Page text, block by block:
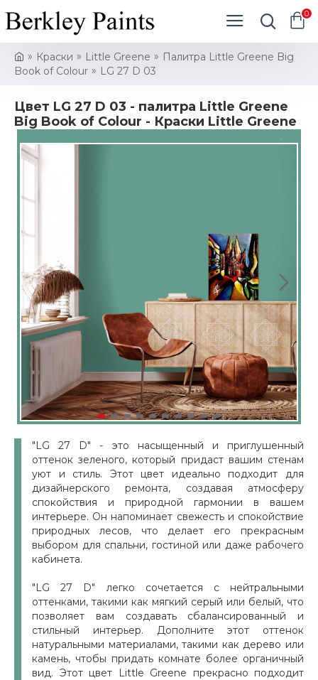
0
Краски Little Greene
Палитра Little Greene Big
Book of Colour
LG 27 D 03
Цвет LG 27 D 03 - палитра Little Greene
Big Book of Colour - Краски Little Greene
"LG 27 D" - это насыщенный и приглушенный
оттенок зеленого, который придаст вашим стенам
уют и стиль. Этот цвет идеально подходит для
дизайнерского ремонта, создавая атмосферу
спокойствия и природной гармонии в вашем
интерьере. Он напоминает свежесть и спокойствие
природных лесов, что делает его прекрасным
выбором для спальни, гостиной или даже рабочего
кабинета.
"LG 27 D" легко сочетается с нейтральными
оттенками, такими как мягкий серый или белый, что
позволяет вам создавать сбалансированный и
стильный интерьер. Дополните этот оттенок
натуральными материалами, такими как дерево или
камень, чтобы придать комнате более органичный
вид. Этот цвет Little Greene прекрасно подходит